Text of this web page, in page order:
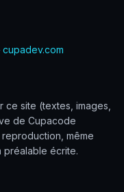
cupadev.com
site (textes, images,
de Cupacode
même
préalable écrite.